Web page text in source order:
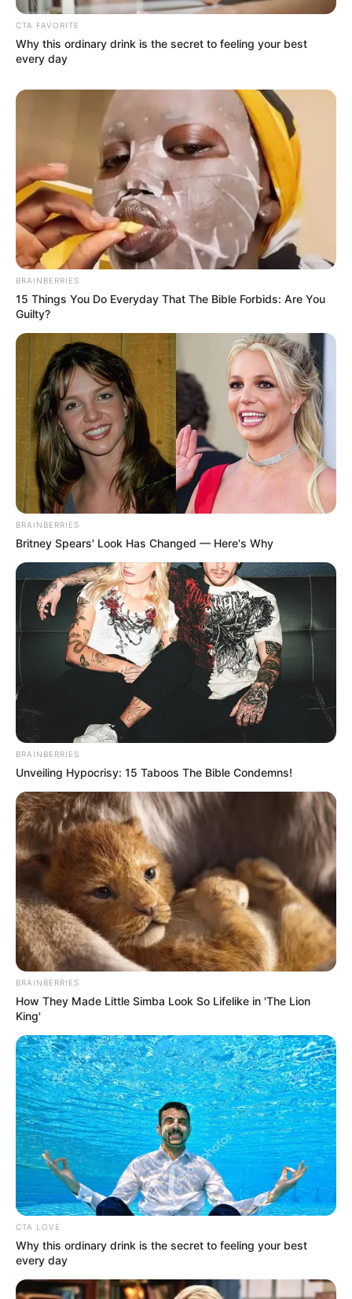
CTA FAVORITE
Why this ordinary drink is the secret to feeling your best
every day
BRAINBERRIES
15 Things You Do Everyday That The Bible Forbids: Are You
Guilty?
BRAINBERRIES
Britney Spears' Look Has Changed — Here's Why
BRAINBERRIES
Unveiling Hypocrisy: 15 Taboos The Bible Condemns!
BRAINBERRIES
How They Made Little Simba Look So Lifelike in 'The Lion
King'
CTA LOVE
Why this ordinary drink is the secret to feeling your best
every day